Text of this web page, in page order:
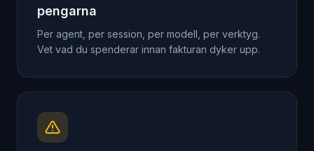
pengarna
Per agent, per session, per modell, per verktyg.
Vet vad du spenderar innan fakturan dyker upp.